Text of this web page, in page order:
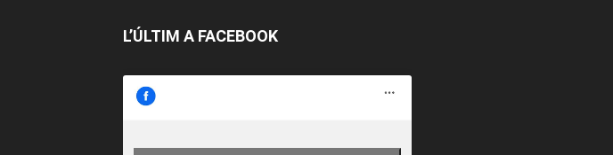
L’ÚLTIM A FACEBOOK